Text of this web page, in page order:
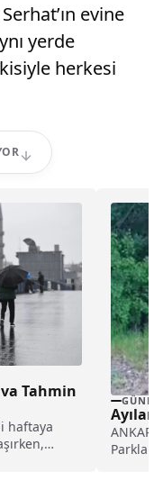
evine
yerde
herkesi
Tahmin
haftaya
Parklar